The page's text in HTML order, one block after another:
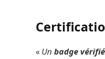
« Un badge vérifié